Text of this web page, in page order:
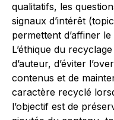
qualitatifs, les
signaux d’intérêt
permettent d’affiner
L’éthique du
d’auteur, d’éviter
contenus et de
caractère recyclé
l’objectif est de